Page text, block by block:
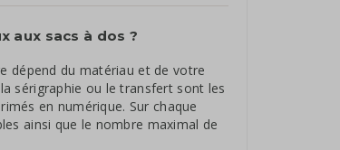
aux sacs à dos ?
dépend du matériau et de votre
sérigraphie ou le transfert sont les
en numérique. Sur chaque
ainsi que le nombre maximal de